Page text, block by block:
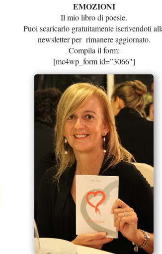
EMOZIONI
Il mio libro di poesie.
Puoi scaricarlo gratuitamente iscrivendoti
newsletter per rimanere aggiornato.
Compila il form:
[mc4wp_form id=”3066″]